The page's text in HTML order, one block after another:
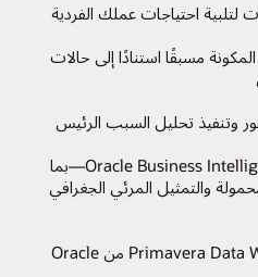
لتلبية احتياجات عملك الفردية
مسبقًا استنادًا إلى حالات
وتنفيذ تحليل السبب الرئيس
الاستفادة من قوة Oracle Business Intelligence—بما
والتمثيل المرئي الجغرافي